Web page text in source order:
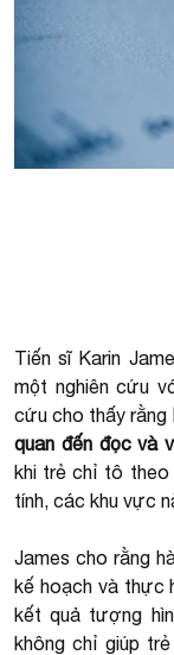
Tiến sĩ Karin
một nghiên cứu
cứu cho thấy rằng
quan đến đọc và
khi trẻ chỉ tô theo
tính, các khu vực
James cho rằng
kế hoạch và thực
kết quả tượng
không chỉ giúp